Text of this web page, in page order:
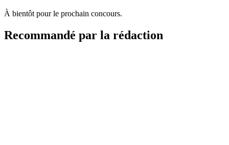
À bientôt pour le prochain concours.
Recommandé par la rédaction